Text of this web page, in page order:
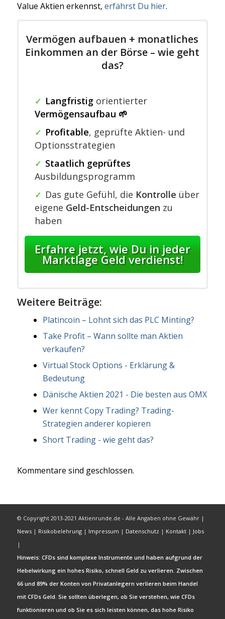
Value Aktien erkennst, erfährst Du hier.
Vermögen aufbauen + monatliches
Einkommen an der Börse – wie geht
das?
✓ Langfristigorientierter
Vermögensaufbau 🌱
✓ Profitable, geprüfte Aktien- und
Optionsstrategien
✓ Staatlich geprüftes
Ausbildungsprogramm
✓ Das gute Gefühl, die Kontrolle über
eigene Geld-Entscheidungen zu
haben
Erfahre jetzt, wie Du in jeder
Marktlage Geld verdienst!
Weitere Beiträge:
Platincoin – Lohnt sich das PLC Minting?
Take Profit – Wann sollte man Aktien
verkaufen?
Virtual Stock Options - Erklärung &
Bedeutung
Dänische Aktien 2021 - Die besten aus OMX
Wer kennt Copy Trading? Trading-
Strategien anderer kopieren
Short Trading - wie geht das?
Kommentare sind geschlossen.
© Copyright 2013-2021 Aktienrunde.de - Alle Angaben ohne Gewähr |
News| Risikobelehrung| Impressum | Datenschutz | Kontakt| Jobs
|
Hinweis: CFDs sind komplexe Instrumente und haben aufgrund der
Hebelwirkung ein hohes Risiko, schnell Geld zu verlieren. Zwischen
66 und 89% der Konten von Privatanlegern verlieren beim Handel
mit CFDs Geld. Sie sollten überlegen, ob Sie verstehen, wie CFDs
funktionieren und ob Sie es sich leisten können, das hohe Risiko